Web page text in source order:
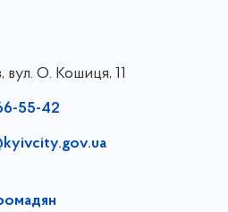
вул. О. Кошиця, 11
55-42